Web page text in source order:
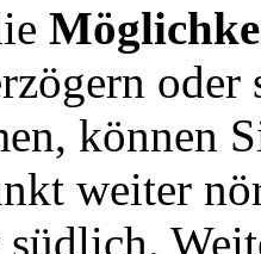
können
weiter
südlich.